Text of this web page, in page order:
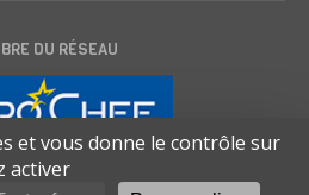
DU RÉSEAU
et vous donne le contrôle sur
activer